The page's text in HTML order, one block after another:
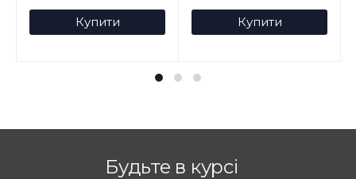
Купити Купити
Будьте в курсі